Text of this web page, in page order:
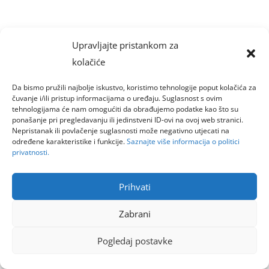
Upravljajte pristankom za
kolačiće
Da bismo pružili najbolje iskustvo, koristimo tehnologije poput kolačića za
čuvanje i/ili pristup informacijama o uređaju. Suglasnost s ovim
tehnologijama će nam omogućiti da obrađujemo podatke kao što su
ponašanje pri pregledavanju ili jedinstveni ID-ovi na ovoj web stranici.
Nepristanak ili povlačenje suglasnosti može negativno utjecati na
određene karakteristike i funkcije.Saznajte više informacija o politici
privatnosti.
Prihvati
Zabrani
Pogledaj postavke